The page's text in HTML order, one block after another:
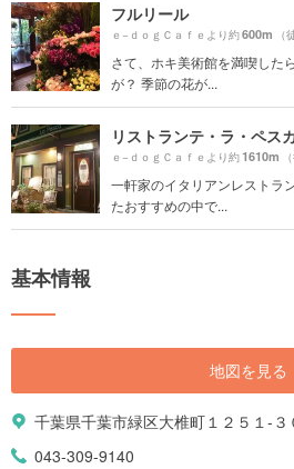
フルリール
ｅ−ｄｏｇＣａｆｅより約600m （
さて、ホキ美術館を満喫した
が？ 季節の花が...
リストランテ・ラ・ペス
ｅ−ｄｏｇＣａｆｅより約1610m
一軒家のイタリアンレストラ
たおすすめの中で...
基本情報
地図を見る
千葉県千葉市緑区大椎町１２５１-３
043-309-9140